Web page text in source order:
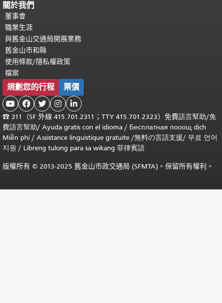
關於我們
董事會
職業生涯
與舊金山交通局開展業務
舊金山市和縣
使用條款/隱私權政策
檔案
規劃您的行程 票價
    
☎ 311（SF 外線 415.701.2311；TTY 415.701.2323）免費語言幫助/免
費語言幫助/ Ayuda gratis con el idioma / Бесплатная пооощ dịch
Miễn phí/ Assistance linguistique gratuite /無料の言語支援/ 무료 언어
지원 / Libreng tulong para sa wikang 菲律賓語
版權所有 © 2013-2025 舊金山市政交通局 (SFMTA)。保留所有權利。